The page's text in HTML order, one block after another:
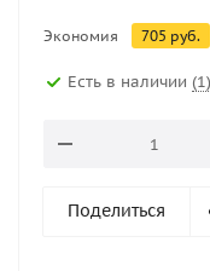
Экономия 705 руб.
Есть в наличии (1)
Поделиться